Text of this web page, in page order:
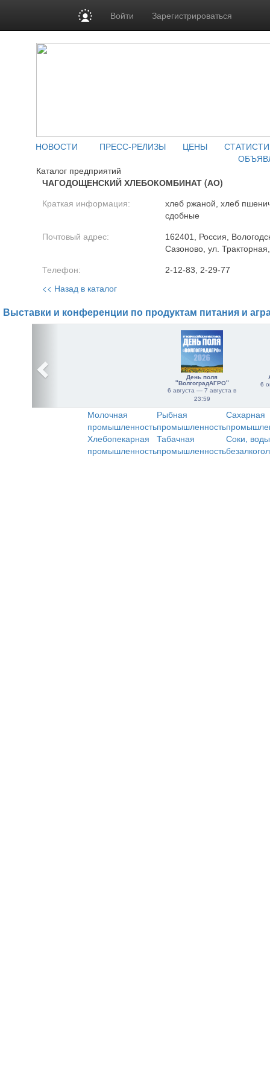
Войти Зарегистрироваться
НОВОСТИ ПРЕСС-РЕЛИЗЫ ЦЕНЫ
Каталог предприятий
ЧАГОДОЩЕНСКИЙ ХЛЕБОКОМБИНАТ (АО)
Краткая информация:
хлеб ржаной, хлеб
сдобные
Почтовый адрес:
162401, Россия,
Сазоново, ул.
Телефон: 2-12-83, 2-29-77
<< Назад в каталог
Выставки и конференции по продуктам питания и
День поля
"ВолгоградАГРО"
6 августа — 7 августа в
23:59
6
Молочная
промышленность
Рыбная
промышленность
Сахарная
Хлебопекарная
промышленность
Табачная
промышленность
Соки,